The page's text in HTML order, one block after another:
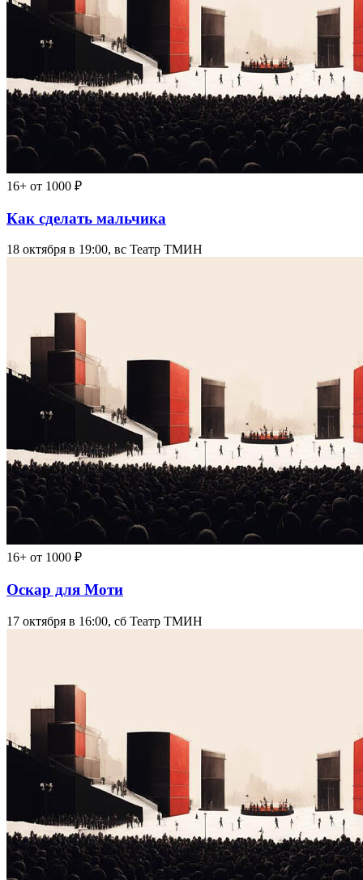
16+ от 1000 ₽
Как сделать мальчика
18 октября в 19:00, вс Театр ТМИН
16+ от 1000 ₽
Оскар для Моти
17 октября в 16:00, сб Театр ТМИН